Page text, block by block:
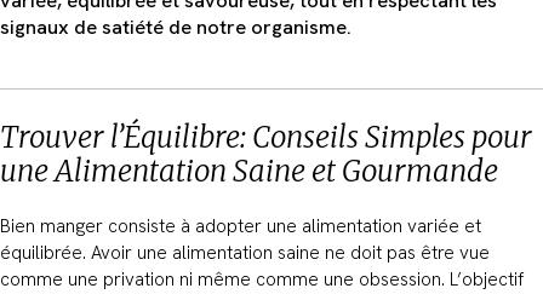
signaux de satiété de notre organisme.
Trouver l’Équilibre: Conseils Simples pour
une Alimentation Saine et Gourmande
Bien manger consiste à adopter une alimentation variée et
équilibrée. Avoir une alimentation saine ne doit pas être vue
comme une privation ni même comme une obsession. L’objectif